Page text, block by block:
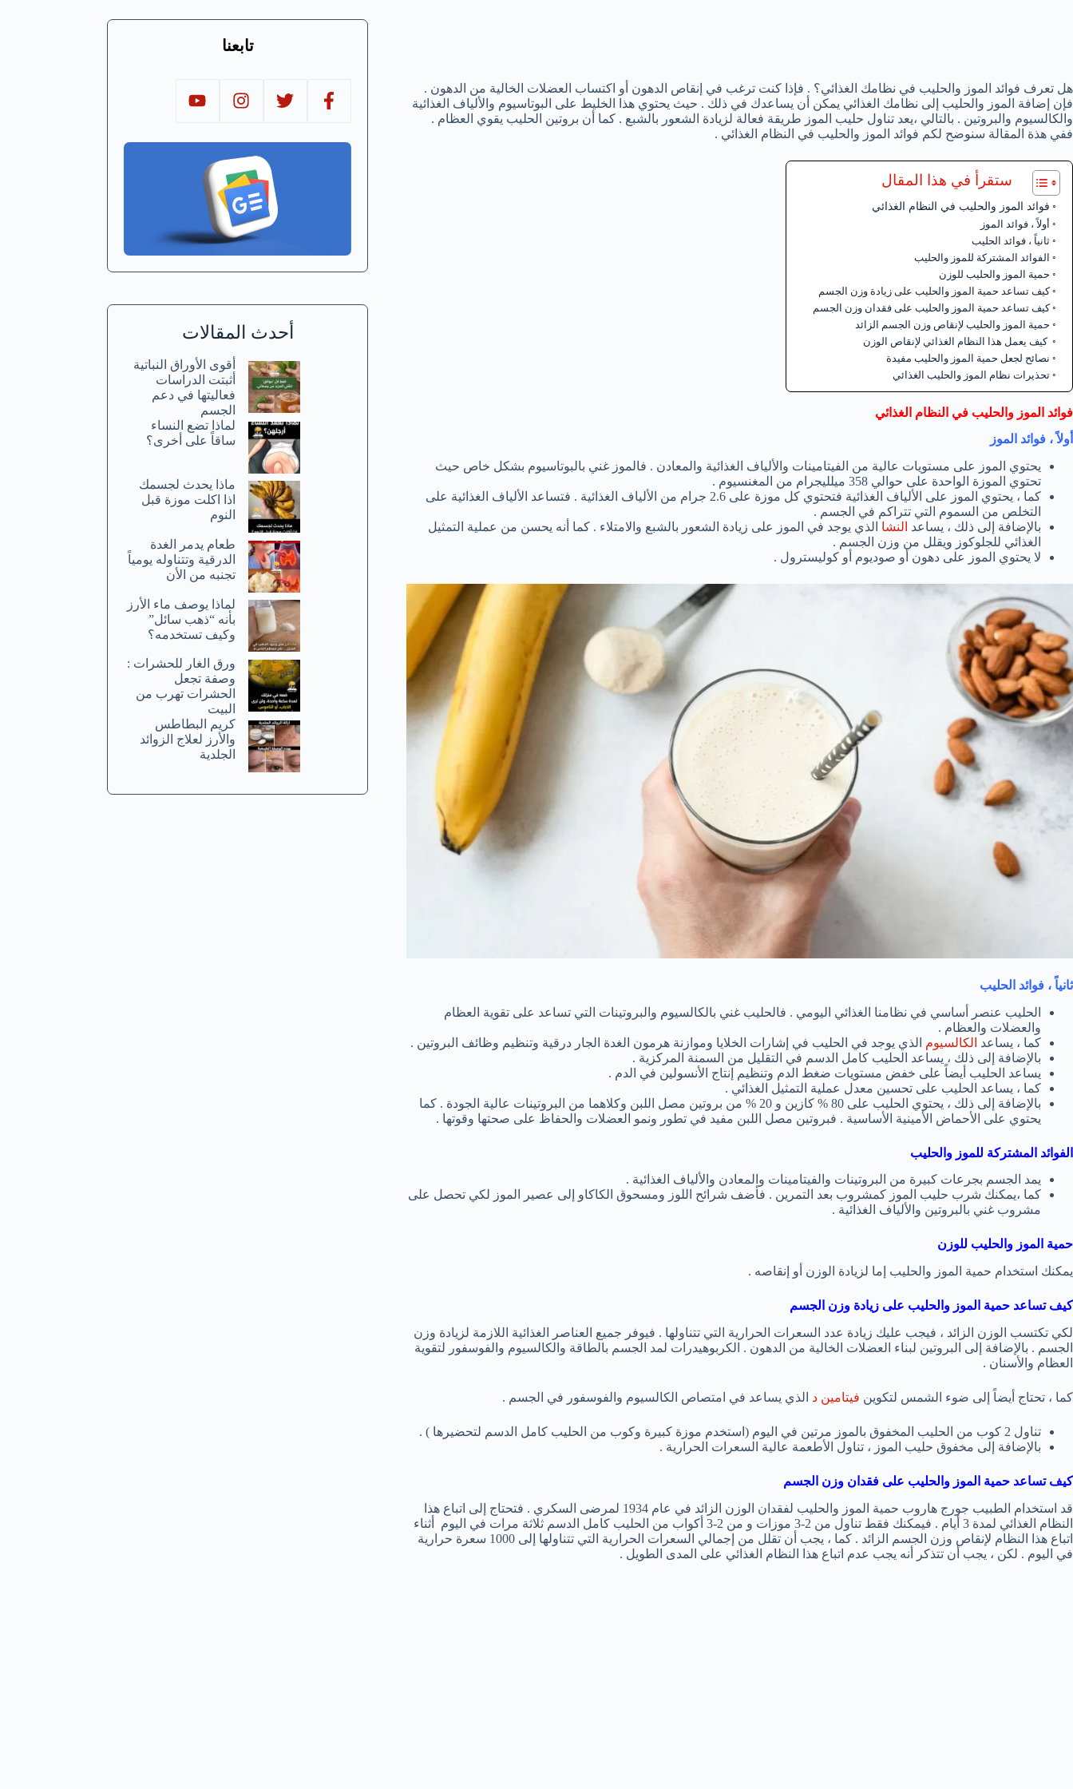
هل تعرف فوائد الموز والحليب في نظامك الغذائي؟ . فإذا كنت ترغب في إنقاص الدهون أو اكتساب العضلات الخالية من الدهون .
فإن إضافة الموز والحليب إلى نظامك الغذائي يمكن أن يساعدك في ذلك . حيث يحتوي هذا الخليط على البوتاسيوم والألياف الغذائية
والكالسيوم والبروتين . بالتالي ،يعد تناول حليب الموز طريقة فعالة لزيادة الشعور بالشبع . كما أن بروتين الحليب يقوي العظام .
ففي هذة المقالة سنوضح لكم فوائد الموز والحليب في النظام الغذائي .
ستقرأ في هذا المقال
فوائد الموز والحليب في النظام الغذائي
أولاً ، فوائد الموز
ثانياً ، فوائد الحليب
الفوائد المشتركة للموز والحليب
حمية الموز والحليب للوزن
كيف تساعد حمية الموز والحليب على زيادة وزن الجسم
كيف تساعد حمية الموز والحليب على فقدان وزن الجسم
حمية الموز والحليب لإنقاص وزن الجسم الزائد
كيف يعمل هذا النظام الغذائي لإنقاص الوزن
نصائح لجعل حمية الموز والحليب مفيدة
تحذيرات نظام الموز والحليب الغذائي
فوائد الموز والحليب في النظام الغذائي
أولاً ، فوائد الموز
يحتوي الموز على مستويات عالية من الفيتامينات والألياف الغذائية والمعادن . فالموز غني بالبوتاسيوم بشكل خاص حيث
تحتوي الموزة الواحدة على حوالي 358 ميلليجرام من المغنسيوم .
كما ، يحتوي الموز على الألياف الغذائية فتحتوي كل موزة على 2.6 جرام من الألياف الغذائية . فتساعد الألياف الغذائية على
التخلص من السموم التي تتراكم في الجسم .
بالإضافة إلى ذلك ، يساعد النشا الذي يوجد في الموز على زيادة الشعور بالشبع والامتلاء . كما أنه يحسن من عملية التمثيل
الغذائي للجلوكوز ويقلل من وزن الجسم .
لا يحتوي الموز على دهون أو صوديوم أو كوليسترول .
ثانياً ، فوائد الحليب
الحليب عنصر أساسي في نظامنا الغذائي اليومي . فالحليب غني بالكالسيوم والبروتينات التي تساعد على تقوية العظام
والعضلات والعظام .
كما ، يساعد الكالسيوم الذي يوجد في الحليب في إشارات الخلايا وموازنة هرمون الغدة الجار درقية وتنظيم وظائف البروتين .
بالإضافة إلى ذلك ، يساعد الحليب كامل الدسم في التقليل من السمنة المركزية .
يساعد الحليب أيضاً على خفض مستويات ضغط الدم وتنظيم إنتاج الأنسولين في الدم .
كما ، يساعد الحليب على تحسين معدل عملية التمثيل الغذائي .
بالإضافة إلى ذلك ، يحتوي الحليب على 80 % كازين و 20 % من بروتين مصل اللبن وكلاهما من البروتينات عالية الجودة . كما
يحتوي على الأحماض الأمينية الأساسية . فبروتين مصل اللبن مفيد في تطور ونمو العضلات والحفاظ على صحتها وقوتها .
الفوائد المشتركة للموز والحليب
يمد الجسم بجرعات كبيرة من البروتينات والفيتامينات والمعادن والألياف الغذائية .
كما ،يمكنك شرب حليب الموز كمشروب بعد التمرين . فأضف شرائح اللوز ومسحوق الكاكاو إلى عصير الموز لكي تحصل على
مشروب غني بالبروتين والألياف الغذائية .
حمية الموز والحليب للوزن
يمكنك استخدام حمية الموز والحليب إما لزيادة الوزن أو إنقاصه .
كيف تساعد حمية الموز والحليب على زيادة وزن الجسم
لكي تكتسب الوزن الزائد ، فيجب عليك زيادة عدد السعرات الحرارية التي تتناولها . فيوفر جميع العناصر الغذائية اللازمة لزيادة وزن
الجسم . بالإضافة إلى البروتين لبناء العضلات الخالية من الدهون . الكربوهيدرات لمد الجسم بالطاقة والكالسيوم والفوسفور لتقوية
العظام والأسنان .
كما ، تحتاج أيضاً إلى ضوء الشمس لتكوين فيتامين د الذي يساعد في امتصاص الكالسيوم والفوسفور في الجسم .
تناول 2 كوب من الحليب المخفوق بالموز مرتين في اليوم (استخدم موزة كبيرة وكوب من الحليب كامل الدسم لتحضيرها ) .
بالإضافة إلى مخفوق حليب الموز ، تناول الأطعمة عالية السعرات الحرارية .
كيف تساعد حمية الموز والحليب على فقدان وزن الجسم
قد استخدام الطبيب جورج هاروب حمية الموز والحليب لفقدان الوزن الزائد في عام 1934 لمرضى السكري . فتحتاج إلى اتباع هذا
النظام الغذائي لمدة 3 أيام . فيمكنك فقط تناول من 2-3 موزات و من 2-3 أكواب من الحليب كامل الدسم ثلاثة مرات في اليوم أثناء
اتباع هذا النظام لإنقاص وزن الجسم الزائد . كما ، يجب أن تقلل من إجمالي السعرات الحرارية التي تتناولها إلى 1000 سعرة حرارية
في اليوم . لكن ، يجب أن تتذكر أنه يجب عدم اتباع هذا النظام الغذائي على المدى الطويل .
تابعنا
أحدث المقالات
أقوى الأوراق النباتية
أثبتت الدراسات
فعاليتها في دعم
الجسم
لماذا تضع النساء
ساقاً على أخرى؟
ماذا يحدث لجسمك
اذا اكلت موزة قبل
النوم
طعام يدمر الغدة
الدرقية وتتناوله يومياً
تجنبه من الأن
لماذا يوصف ماء الأرز
بأنه “ذهب سائل”
وكيف تستخدمه؟
ورق الغار للحشرات :
وصفة تجعل
الحشرات تهرب من
البيت
كريم البطاطس
والأرز لعلاج الزوائد
الجلدية